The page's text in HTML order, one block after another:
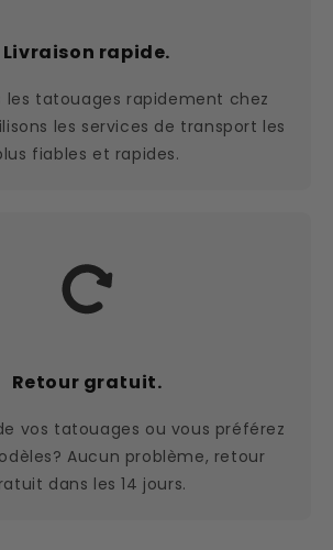
Livraison rapide.
les tatouages rapidement chez
les services de transport les
fiables et rapides.
Retour gratuit.
vos tatouages ou vous préférez
Aucun problème, retour
dans les 14 jours.